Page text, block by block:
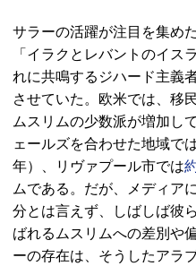
サラーの活躍が注目を集め
「イラクとレバントのイス
れに共鳴するジハード主義
させていた。欧米では、移
ムスリムの少数派が増加し
ェールズを合わせた地域で
年）、リヴァプール市では
ムである。だが、メディア
分とは言えず、しばしば彼
ばれるムスリムへの差別や
ーの存在は、そうしたアラ